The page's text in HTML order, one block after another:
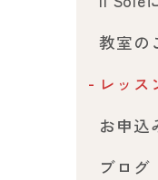
教室の
レッス
お申込
ブログ